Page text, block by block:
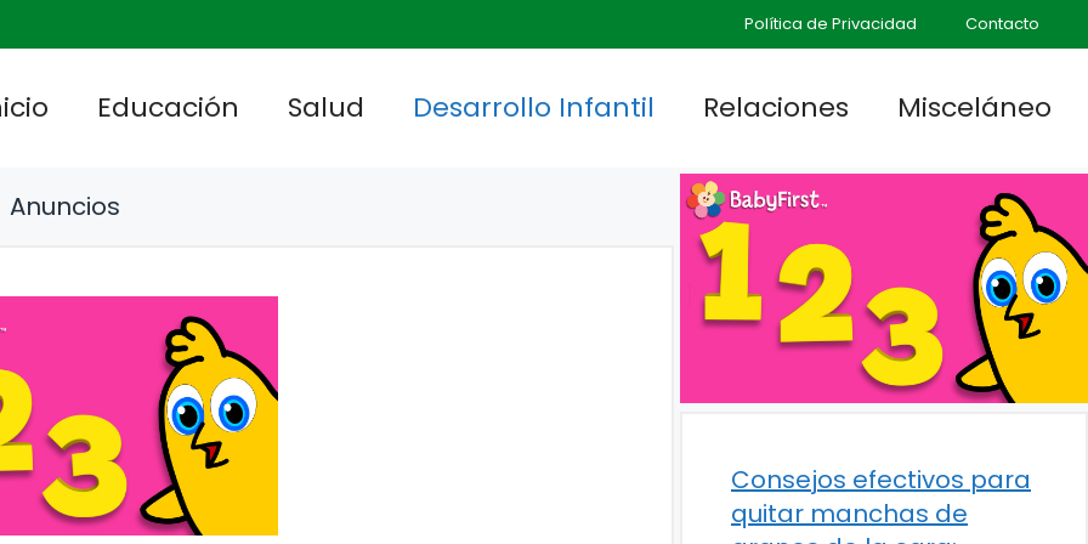
Política de Privacidad Contacto
Educación Salud Desarrollo Infantil Relaciones Misceláneo
Anuncios
Consejos efectivos para
quitar manchas de